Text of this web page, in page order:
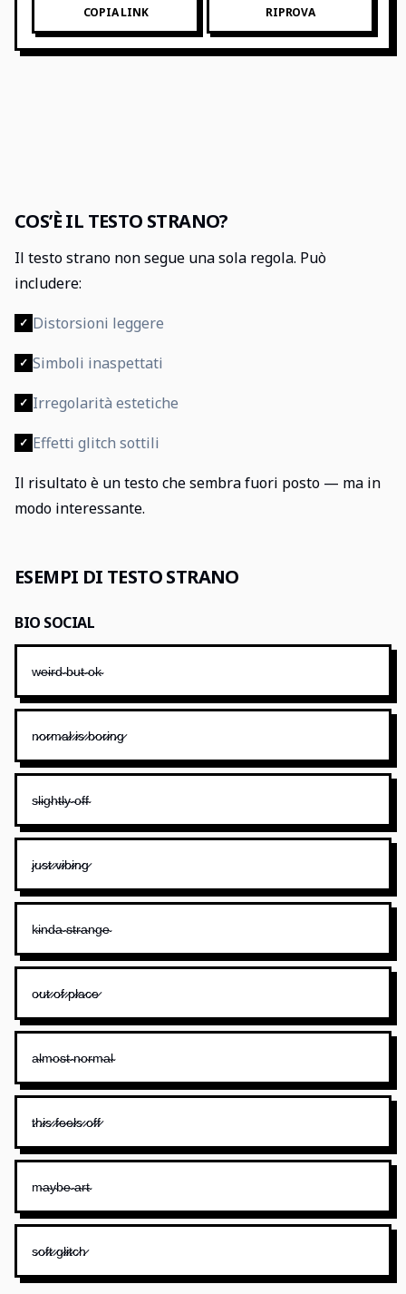
COPIA LINK RIPROVA
COS’È IL TESTO STRANO?
Il testo strano non segue una sola regola. Può
includere:
✓ Distorsioni leggere
✓ Simboli inaspettati
✓ Irregolarità estetiche
✓ Effetti glitch sottili
Il risultato è un testo che sembra fuori posto — ma in
modo interessante.
ESEMPI DI TESTO STRANO
BIO SOCIAL
w̴e̴i̴r̴d̴ ̴b̴u̴t̴ ̴o̴k̴
n̷o̷r̷m̷a̷l̷ ̷i̷s̷ ̷b̷o̷r̷i̷n̷g̷
s̴l̴i̴g̴h̴t̴l̴y̴ ̴o̴f̴f̴
j̷u̷s̷t̷ ̷v̷i̷b̷i̷n̷g̷
k̴i̴n̴d̴a̴ ̴s̴t̴r̴a̴n̴g̴e̴
o̷u̷t̷ ̷o̷f̷ ̷p̷l̷a̷c̷e̷
a̴l̴m̴o̴s̴t̴ ̴n̴o̴r̴m̴a̴l̴
t̷h̷i̷s̷ ̷f̷e̷e̷l̷s̷ ̷o̷f̷f̷
m̴a̴y̴b̴e̴ ̴a̴r̴t̴
s̷o̷f̷t̷ ̷g̷l̷i̷t̷c̷h̷